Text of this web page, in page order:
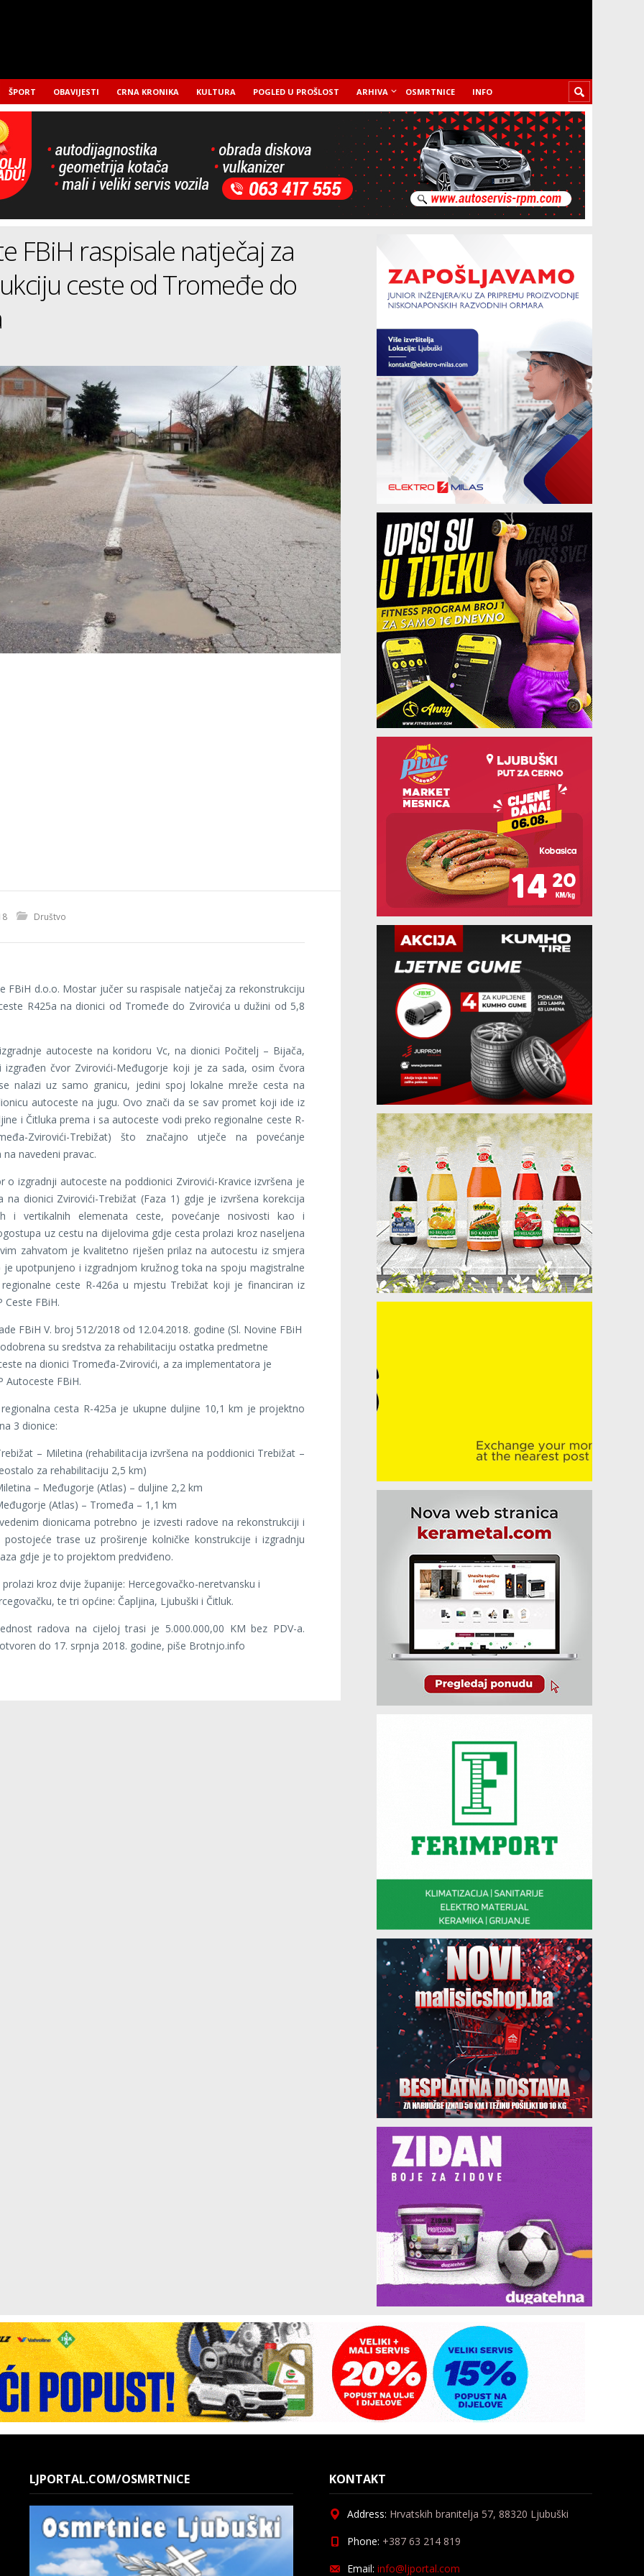
ŠPORT OBAVIJESTI CRNA KRONIKA KULTURA POGLED U PROŠLOST ARHIVA OSMRTNICE INFO
FBiH raspisale natječaj za
ceste od Tromeđe do
Društvo
FBiH d.o.o. Mostar jučer su raspisale natječaj za rekonstrukciju
R425a na dionici od Tromeđe do Zvirovića u dužini od 5,8
autoceste na koridoru Vc, na dionici Počitelj – Bijača,
izgrađen čvor Zvirovići-Međugorje koji je za sada, osim čvora
nalazi uz samo granicu, jedini spoj lokalne mreže cesta na
autoceste na jugu. Ovo znači da se sav promet koji ide iz
i Čitluka prema i sa autoceste vodi preko regionalne ceste R-
Zvirovići-Trebižat) što značajno utječe na povećanje
navedeni pravac.
o izgradnji autoceste na poddionici Zvirovići-Kravice izvršena je
na dionici Zvirovići-Trebižat (Faza 1) gdje je izvršena korekcija
i vertikalnih elemenata ceste, povećanje nosivosti kao i
uz cestu na dijelovima gdje cesta prolazi kroz naseljena
zahvatom je kvalitetno riješen prilaz na autocestu iz smjera
je upotpunjeno i izgradnjom kružnog toka na spoju magistralne
ceste R-426a u mjestu Trebižat koji je financiran iz
Ceste FBiH.
FBiH V. broj 512/2018 od 12.04.2018. godine (Sl. Novine FBiH
su sredstva za rehabilitaciju ostatka predmetne
na dionici Tromeđa-Zvirovići, a za implementatora je
Autoceste FBiH.
cesta R-425a je ukupne duljine 10,1 km je projektno
3 dionice:
– Miletina (rehabilitacija izvršena na poddionici Trebižat –
za rehabilitaciju 2,5 km)
– Međugorje (Atlas) – duljine 2,2 km
(Atlas) – Tromeđa – 1,1 km
dionicama potrebno je izvesti radove na rekonstrukciji i
postojeće trase uz proširenje kolničke konstrukcije i izgradnju
gdje je to projektom predviđeno.
kroz dvije županije: Hercegovačko-neretvansku i
te tri općine: Čapljina, Ljubuški i Čitluk.
radova na cijeloj trasi je 5.000.000,00 KM bez PDV-a.
do 17. srpnja 2018. godine, piše Brotnjo.info
LJPORTAL.COM/OSMRTNICE KONTAKT
Address: Hrvatskih branitelja 57, 88320 Ljubuški
Phone: +387 63 214 819
Email: info@ljportal.com